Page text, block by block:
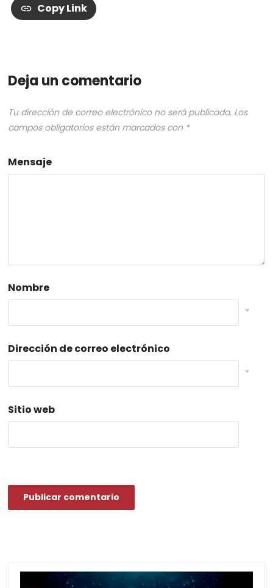
Copy Link
Deja un comentario
Tu dirección de correo electrónico no será publicada. Los
campos obligatorios están marcados con *
Mensaje
Nombre
*
Dirección de correo electrónico
*
Sitio web